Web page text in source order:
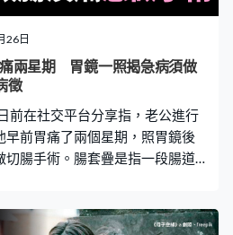
不孕因素來自男性 世衛估計，全
，其中有50%是因為男性。台灣
有一對30多歲夫婦因為婚後2年
，隨後發現妻子的輸卵管、卵巢
26日
兩星期 胃鏡一照揭急病須做
徵
前在社交平台分享指，老公進行
早前胃痛了兩個星期，照胃鏡後
切腸手術。腸套疊是指一段腸道
中寫道老公突然要進行緊急的切